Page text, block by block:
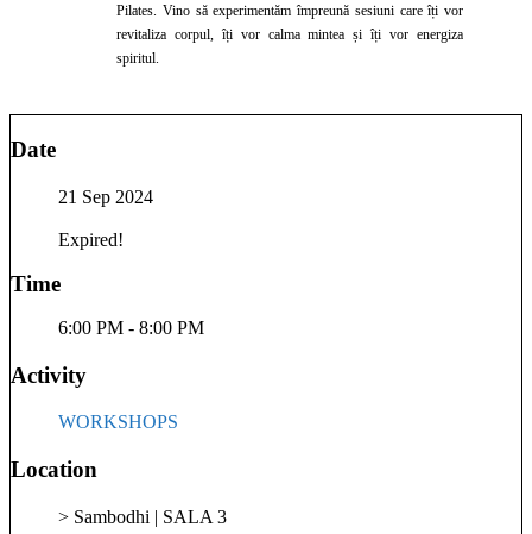
Pilates. Vino să experimentăm împreună sesiuni care îți vor
revitaliza corpul, îți vor calma mintea și îți vor energiza
spiritul.
Date
21 Sep 2024
Expired!
Time
6:00 PM - 8:00 PM
Activity
WORKSHOPS
Location
> Sambodhi | SALA 3